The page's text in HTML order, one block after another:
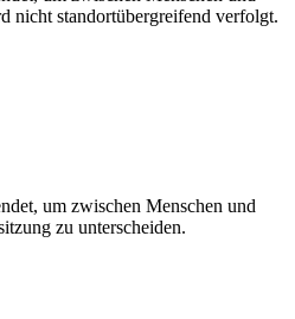
nicht standortübergreifend verfolgt.
um zwischen Menschen und
zu unterscheiden.